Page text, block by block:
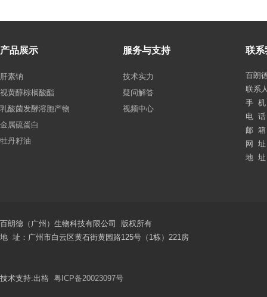
产品展示
肝素钠
视黄醇棕榈酸酯
乳酸菌发酵溶胞产物
金属硫蛋白
牡丹籽油
服务与支持
技术实力
疑问解答
视频中心
联系
百朗
联系
手 机
电 话
邮 箱
网 址
地 址
百朗德（广州）生物科技有限公司 版权所有
地 址：广州市白云区黄石街黄园路125号（1栋）221房
技术支持:出格 粤ICP备20023097号